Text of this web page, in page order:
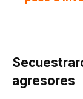
agresores